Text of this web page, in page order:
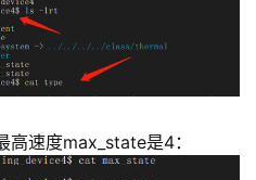
速度max_state是4：